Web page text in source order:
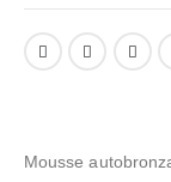
Mousse